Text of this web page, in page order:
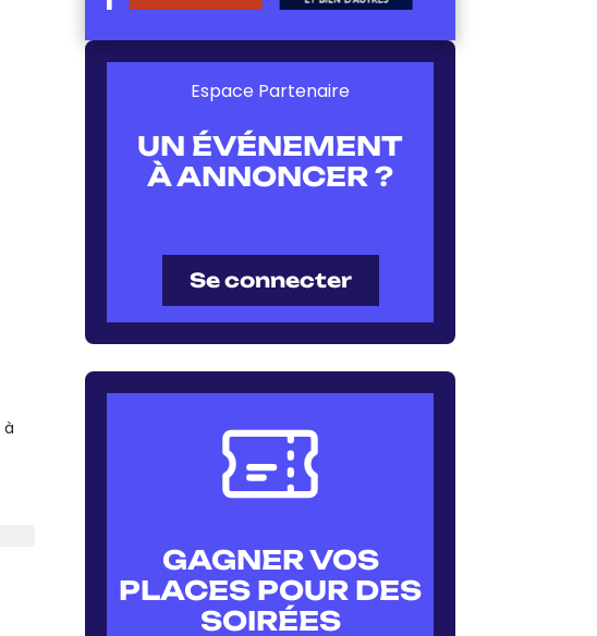
à
Espace Partenaire
UN ÉVÉNEMENT
À ANNONCER ?
Se connecter
GAGNER VOS
PLACES POUR DES
SOIRÉES